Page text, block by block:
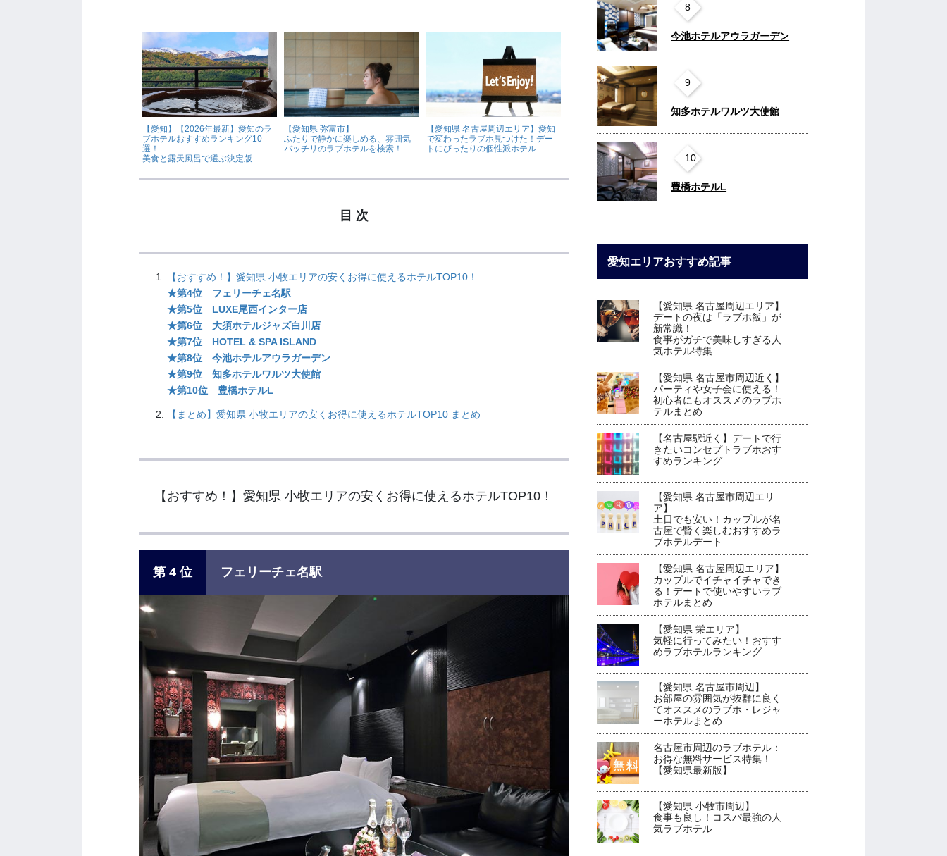
【愛知】【2026年最新】愛知のラ
ブホテルおすすめランキング10
選！
美食と露天風呂で選ぶ決定版
【愛知県 弥富市】
ふたりで静かに楽しめる、雰囲気
バッチリのラブホテルを検索！
【愛知県 名古屋周辺エリア】愛知
で変わったラブホ見つけた！デー
トにぴったりの個性派ホテル
目 次
【おすすめ！】愛知県 小牧エリアの安くお得に使えるホテルTOP10！
★第4位 フェリーチェ名駅
★第5位 LUXE尾西インター店
★第6位 大須ホテルジャズ白川店
★第7位 HOTEL & SPA ISLAND
★第8位 今池ホテルアウラガーデン
★第9位 知多ホテルワルツ大使館
★第10位 豊橋ホテルL
【まとめ】愛知県 小牧エリアの安くお得に使えるホテルTOP10 まとめ
【おすすめ！】愛知県 小牧エリアの安くお得に使えるホテルTOP10！
第 4 位 フェリーチェ名駅
8
今池ホテルアウラガーデン
9
知多ホテルワルツ大使館
10
豊橋ホテルL
愛知エリアおすすめ記事
【愛知県 名古屋周辺エリア】
デートの夜は「ラブホ飯」が
新常識！
食事がガチで美味しすぎる人
気ホテル特集
【愛知県 名古屋市周辺近く】
パーティや女子会に使える！
初心者にもオススメのラブホ
テルまとめ
【名古屋駅近く】デートで行
きたいコンセプトラブホおす
すめランキング
【愛知県 名古屋市周辺エリ
ア】
土日でも安い！カップルが名
古屋で賢く楽しむおすすめラ
ブホテルデート
【愛知県 名古屋周辺エリア】
カップルでイチャイチャでき
る！デートで使いやすいラブ
ホテルまとめ
【愛知県 栄エリア】
気軽に行ってみたい！おすす
めラブホテルランキング
【愛知県 名古屋市周辺】
お部屋の雰囲気が抜群に良く
てオススメのラブホ・レジャ
ーホテルまとめ
名古屋市周辺のラブホテル：
お得な無料サービス特集！
【愛知県最新版】
【愛知県 小牧市周辺】
食事も良し！コスパ最強の人
気ラブホテル